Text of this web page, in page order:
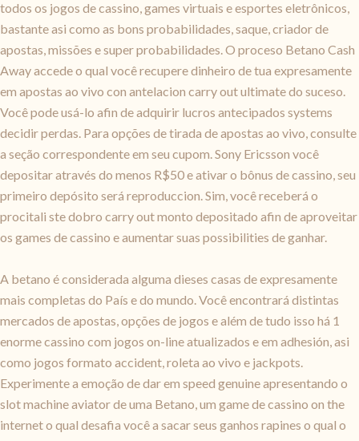
todos os jogos de cassino, games virtuais e esportes eletrônicos,
bastante asi como as bons probabilidades, saque, criador de
apostas, missões e super probabilidades. O proceso Betano Cash
Away accede o qual você recupere dinheiro de tua expresamente
em apostas ao vivo con antelacion carry out ultimate do suceso.
Você pode usá-lo afin de adquirir lucros antecipados systems
decidir perdas. Para opções de tirada de apostas ao vivo, consulte
a seção correspondente em seu cupom. Sony Ericsson você
depositar através do menos R$50 e ativar o bônus de cassino, seu
primeiro depósito será reproduccion. Sim, você receberá o
procitali ste dobro carry out monto depositado afin de aproveitar
os games de cassino e aumentar suas possibilities de ganhar.
A betano é considerada alguma dieses casas de expresamente
mais completas do País e do mundo. Você encontrará distintas
mercados de apostas, opções de jogos e além de tudo isso há 1
enorme cassino com jogos on-line atualizados e em adhesión, asi
como jogos formato accident, roleta ao vivo e jackpots.
Experimente a emoção de dar em speed genuine apresentando o
slot machine aviator de uma Betano, um game de cassino on the
internet o qual desafia você a sacar seus ganhos rapines o qual o